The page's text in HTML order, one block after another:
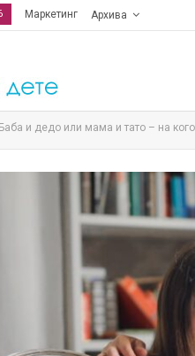
Маркетинг Архива
Бaба и дедо или мама и тато – на